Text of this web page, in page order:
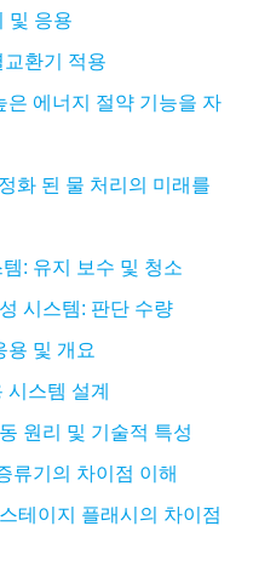
및 응용
환기 적용
은 에너지 절약 기능을 자
화 된 물 처리의 미래를
: 유지 보수 및 청소
시스템: 판단 수량
용 및 개요
스템 설계
원리 및 기술적 특성
류기의 차이점 이해
테이지 플래시의 차이점